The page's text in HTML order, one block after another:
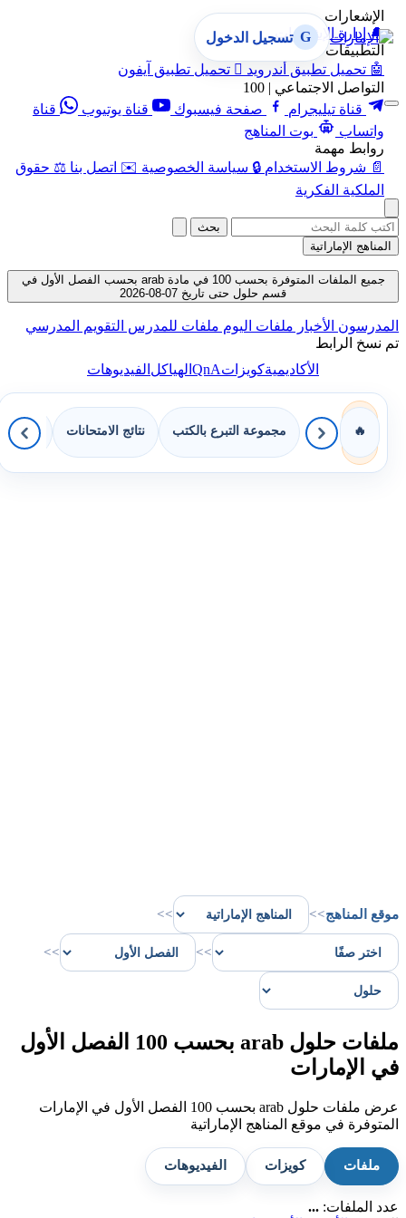
الإشعارات
🔔 إدارة الإشعارات
التطبيقات
🤖 تحميل تطبيق أندرويد  تحميل تطبيق آيفون
التواصل الاجتماعي | 100
قناة تيليجرام
صفحة فيسبوك قناة يوتيوب
قناة
واتساب
بوت المناهج
روابط مهمة
📄 شروط الاستخدام 🔒 سياسة الخصوصية ✉️ اتصل بنا ⚖️ حقوق
الملكية الفكرية
G تسجيل الدخول
بحث
المناهج الإماراتية
جميع الملفات المتوفرة بحسب 100 في مادة arab بحسب الفصل الأول في
قسم حلول حتى تاريخ 07-08-2026
المدرسون الأخبار ملفات اليوم ملفات للمدرس التقويم المدرسي
تم نسخ الرابط
الأكاديميةكويزاتQnAالهياكلالفيديوهات
🔥 مجموعة التبرع بالكتب نتائج الامتحانات
موقع المناهج>>
>>
>>
>>
ملفات حلول arab بحسب 100 الفصل الأول
في الإمارات
عرض ملفات حلول arab بحسب 100 الفصل الأول في الإمارات
المتوفرة في موقع المناهج الإماراتية
ملفات كويزات الفيديوهات
عدد الملفات: ...